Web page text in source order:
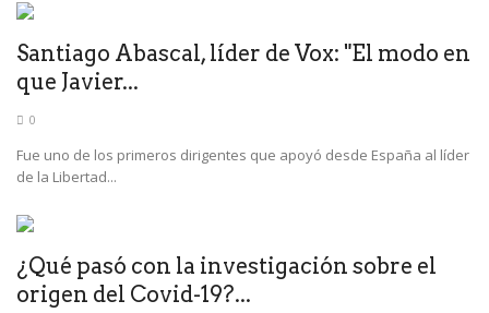
Santiago Abascal, líder de Vox: "El modo en
que Javier...
0
Fue uno de los primeros dirigentes que apoyó desde España al líder
de la Libertad...
¿Qué pasó con la investigación sobre el
origen del Covid-19?...